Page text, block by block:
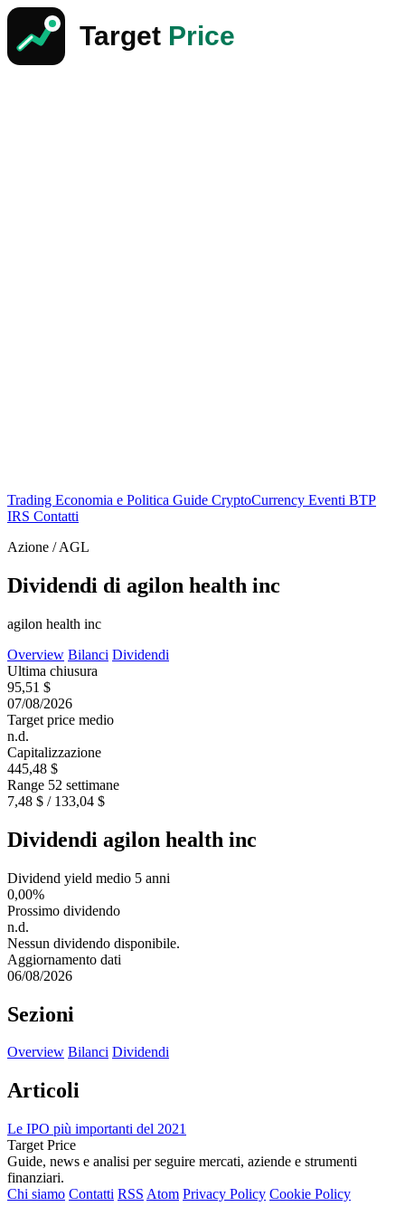
Trading Economia e Politica Guide CryptoCurrency Eventi BTP
IRS Contatti
Azione / AGL
Dividendi di agilon health inc
agilon health inc
Overview Bilanci Dividendi
Ultima chiusura
95,51 $
07/08/2026
Target price medio
n.d.
Capitalizzazione
445,48 $
Range 52 settimane
7,48 $ / 133,04 $
Dividendi agilon health inc
Dividend yield medio 5 anni
0,00%
Prossimo dividendo
n.d.
Nessun dividendo disponibile.
Aggiornamento dati
06/08/2026
Sezioni
Overview Bilanci Dividendi
Articoli
Le IPO più importanti del 2021
Target Price
Guide, news e analisi per seguire mercati, aziende e strumenti
finanziari.
Chi siamo Contatti RSS Atom Privacy Policy Cookie Policy